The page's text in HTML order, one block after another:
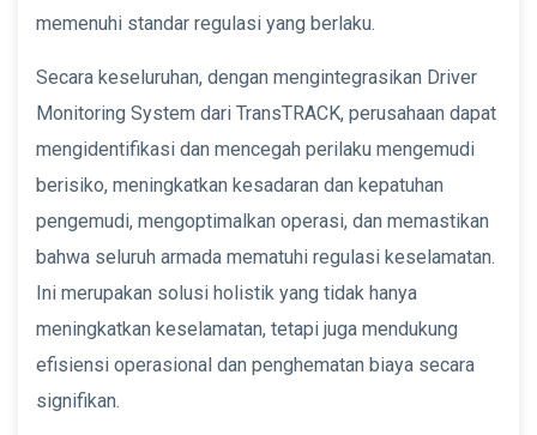
memenuhi standar regulasi yang berlaku.
Secara keseluruhan, dengan mengintegrasikan Driver
Monitoring System dari TransTRACK, perusahaan dapat
mengidentifikasi dan mencegah perilaku mengemudi
berisiko, meningkatkan kesadaran dan kepatuhan
pengemudi, mengoptimalkan operasi, dan memastikan
bahwa seluruh armada mematuhi regulasi keselamatan.
Ini merupakan solusi holistik yang tidak hanya
meningkatkan keselamatan, tetapi juga mendukung
efisiensi operasional dan penghematan biaya secara
signifikan.